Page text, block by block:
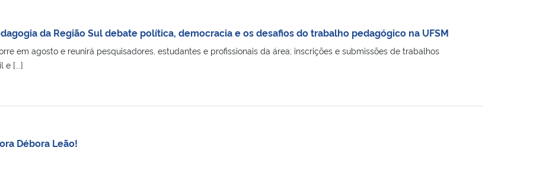
da Região Sul debate política, democracia e os desafios do trabalho pedagógico na UFSM
em agosto e reunirá pesquisadores, estudantes e profissionais da área; inscrições e submissões de trabalhos
e [...]
Débora Leão!